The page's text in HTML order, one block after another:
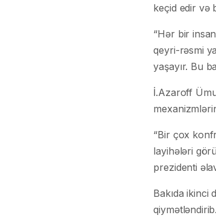
keçid edir və
“Hər bir
qeyri-rəsmi
yaşayır. Bu
İ.Azaroff
“Bir çox
layihələri
prezidenti
Bakıda ikinci